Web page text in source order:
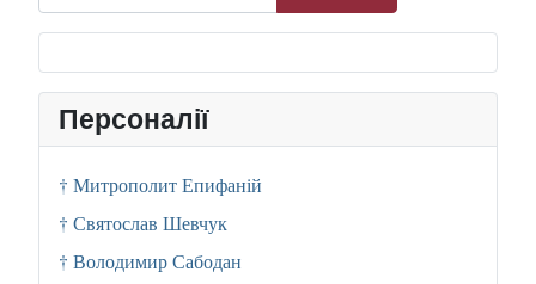
Персоналії
† Митрополит Епифаній
† Святослав Шевчук
† Володимир Сабодан